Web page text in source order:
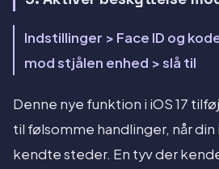
Indstillinger > Face ID og
mod stjålen enhed > slå til
Denne nye funktion i iOS 17
til følsomme handlinger, når
kendte steder. En tyv der